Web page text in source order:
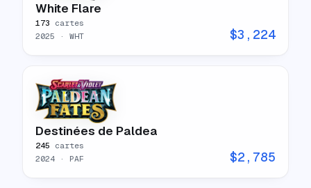
White Flare
173 cartes
2025 · WHT $3,224
Destinées de Paldea
245 cartes
2024 · PAF $2,785